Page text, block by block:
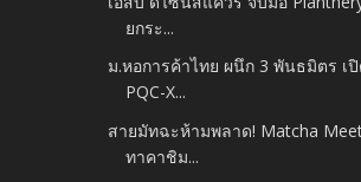
ยกระ...
ม.หอการค้าไทย ผนึก 3 พันธมิตร เ
PQC-X...
สายมัทฉะห้ามพลาด! Matcha
ทาคาชิม...